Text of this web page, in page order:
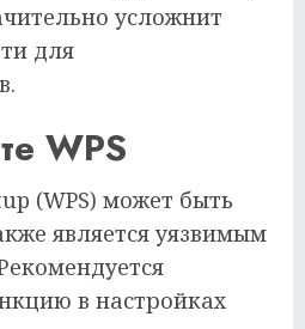
усложнит
для
WPS
(WPS) может быть
является уязвимым
в настройках